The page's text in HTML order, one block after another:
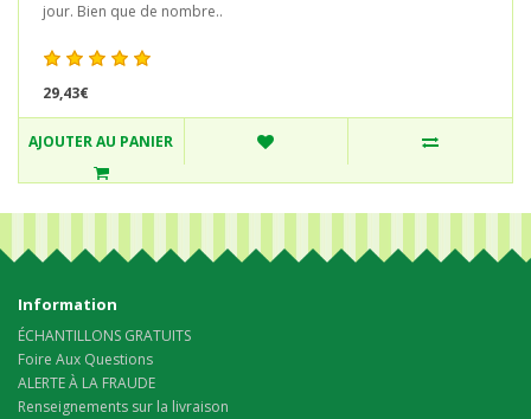
jour. Bien que de nombre..
29,43€
AJOUTER AU PANIER
Information
ÉCHANTILLONS GRATUITS
Foire Aux Questions
ALERTE À LA FRAUDE
Renseignements sur la livraison